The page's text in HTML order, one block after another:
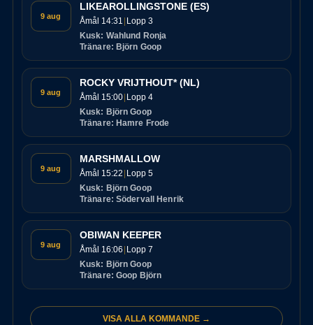
9 aug
LIKEAROLLINGSTONE (ES)
Åmål 14:31 Lopp 3
Kusk: Wahlund Ronja
Tränare: Björn Goop
9 aug
ROCKY VRIJTHOUT* (NL)
Åmål 15:00 Lopp 4
Kusk: Björn Goop
Tränare: Hamre Frode
9 aug
MARSHMALLOW
Åmål 15:22 Lopp 5
Kusk: Björn Goop
Tränare: Södervall Henrik
9 aug
OBIWAN KEEPER
Åmål 16:06 Lopp 7
Kusk: Björn Goop
Tränare: Goop Björn
VISA ALLA KOMMANDE →